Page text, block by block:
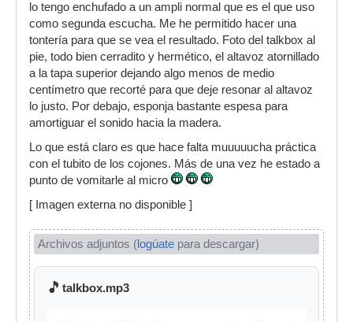
lo tengo enchufado a un ampli normal que es el que uso
como segunda escucha. Me he permitido hacer una
tontería para que se vea el resultado. Foto del talkbox al
pie, todo bien cerradito y hermético, el altavoz atornillado
a la tapa superior dejando algo menos de medio
centímetro que recorté para que deje resonar al altavoz
lo justo. Por debajo, esponja bastante espesa para
amortiguar el sonido hacia la madera.
Lo que está claro es que hace falta muuuuucha práctica
con el tubito de los cojones. Más de una vez he estado a
punto de vomitarle al micro
[ Imagen externa no disponible ]
Archivos adjuntos (logúate para descargar)
🎵 talkbox.mp3